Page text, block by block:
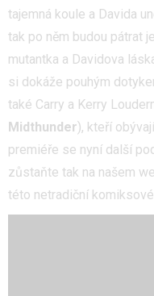
tajemná koule a Davida
tak po něm budou pátrat
mutantka a Davidova
si dokáže pouhým
také Carry a Kerry
Midthunder), kteří
premiéře se nyní další
zůstaňte tak na našem
této netradiční